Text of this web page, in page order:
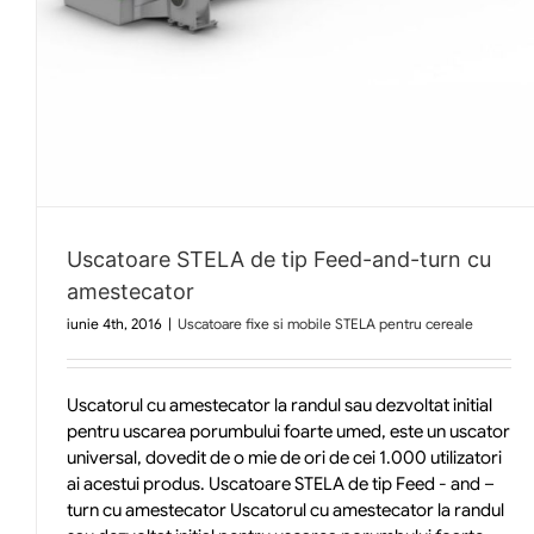
Uscatoare STELA de tip Feed-and-turn cu
amestecator
iunie 4th, 2016 | Uscatoare fixe si mobile STELA pentru cereale
Uscatorul cu amestecator la randul sau dezvoltat initial
pentru uscarea porumbului foarte umed, este un uscator
universal, dovedit de o mie de ori de cei 1.000 utilizatori
ai acestui produs. Uscatoare STELA de tip Feed - and –
turn cu amestecator Uscatorul cu amestecator la randul